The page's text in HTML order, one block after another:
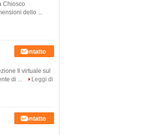
Chiosco
dello ...
Contatto
Il virtuale sul
di ...
Leggi di
Contatto